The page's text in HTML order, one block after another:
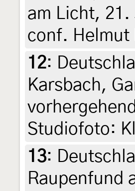
am Licht,
conf. Helmut
12:
Karsbach,
Studiofoto:
13:
Raupenfund